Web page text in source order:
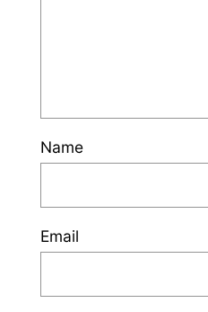
Name
Email